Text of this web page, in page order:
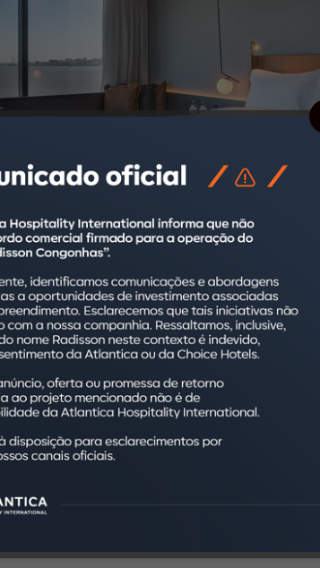
uma retomada além das expectativas, com
somada a outros pilares, devem garantir um
em